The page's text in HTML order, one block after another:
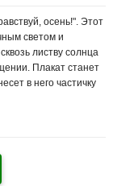
осень!". Этот
светом и
листву солнца
Плакат станет
в него частичку